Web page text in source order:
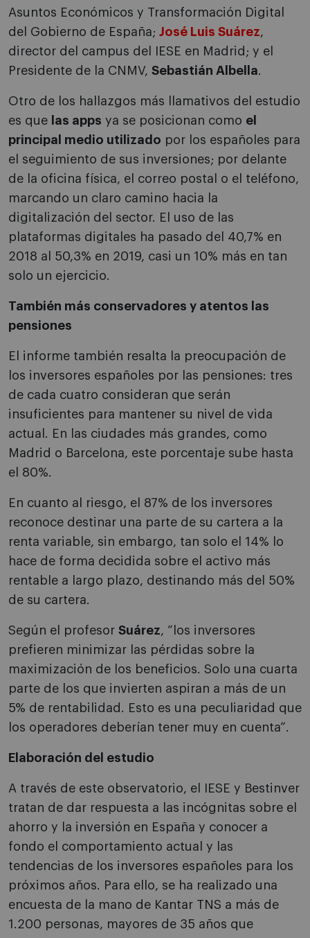
Asuntos Económicos y Transformación Digital
del Gobierno de España; José Luis Suárez,
director del campus del IESE en Madrid; y el
Presidente de la CNMV, Sebastián Albella.
Otro de los hallazgos más llamativos del estudio
es que
las apps ya se posicionan como el
principal medio utilizado por los españoles para
el seguimiento de sus inversiones; por delante
de la oficina física, el correo postal o el teléfono,
marcando un claro camino hacia la
digitalización del sector. El uso de las
plataformas digitales ha pasado del 40,7% en
2018 al 50,3% en 2019, casi un 10% más en tan
solo un ejercicio.
También más conservadores y atentos las
pensiones
El informe también resalta la preocupación de
los inversores españoles por las pensiones: tres
de cada cuatro consideran que serán
insuficientes para mantener su nivel de vida
actual. En las ciudades más grandes, como
Madrid o Barcelona, este porcentaje sube hasta
el 80%.
En cuanto al riesgo, el 87% de los inversores
reconoce destinar una parte de su cartera a la
renta variable, sin embargo, tan solo el 14% lo
hace de forma decidida sobre el activo más
rentable a largo plazo, destinando más del 50%
de su cartera.
Según el profesor Suárez, “los inversores
prefieren minimizar las pérdidas sobre la
maximización de los beneficios. Solo una cuarta
parte de los que invierten aspiran a más de un
5% de rentabilidad. Esto es una peculiaridad que
los operadores deberían tener muy en cuenta”.
Elaboración del estudio
A través de este observatorio, el IESE y Bestinver
tratan de dar respuesta a las incógnitas sobre el
ahorro y la inversión en España y conocer a
fondo el comportamiento actual y las
tendencias de los inversores españoles para los
próximos años. Para ello, se ha realizado una
encuesta de la mano de Kantar TNS a más de
1.200 personas, mayores de 35 años que